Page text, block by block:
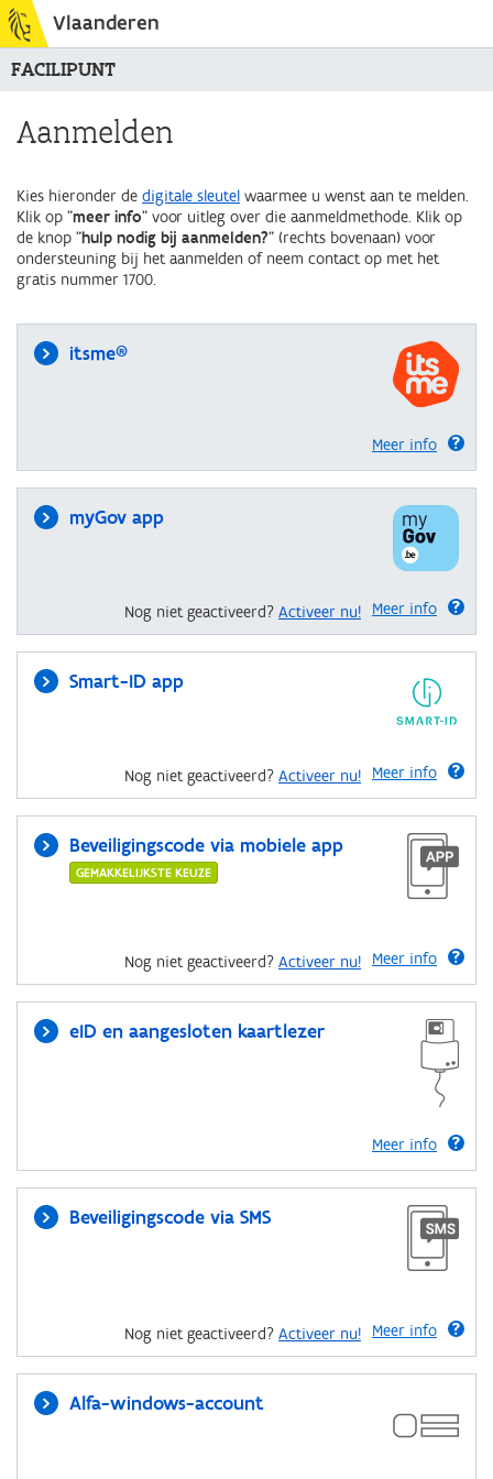
Vlaanderen
FACILIPUNT
Aanmelden
Kies hieronder de digitale sleutel waarmee u wenst aan te melden.
Klik op "meer info" voor uitleg over die aanmeldmethode. Klik op
de knop "hulp nodig bij aanmelden?" (rechts bovenaan) voor
ondersteuning bij het aanmelden of neem contact op met het
gratis nummer 1700.
itsme®
Meer info
myGov app
Meer info
Nog niet geactiveerd? Activeer nu!
Smart-ID app
Meer info
Nog niet geactiveerd? Activeer nu!
Beveiligingscode via mobiele app
GEMAKKELIJKSTE KEUZE
Meer info
Nog niet geactiveerd? Activeer nu!
eID en aangesloten kaartlezer
Meer info
Beveiligingscode via SMS
Meer info
Nog niet geactiveerd? Activeer nu!
Alfa-windows-account